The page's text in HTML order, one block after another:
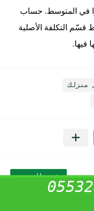
الأساسي حوالي 75 دولارًا في المتوسط. حساب
قسّم التكلفة الأصلية
فيها.
منزلك
عرض المزيد